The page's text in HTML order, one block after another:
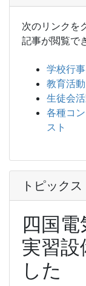
次のリンクを
記事が閲覧で
学校行事
教育活動
生徒会
各種コ
スト
トピックス
四国
実習設
した